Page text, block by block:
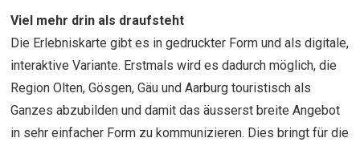
Viel mehr drin als draufsteht
Die Erlebniskarte gibt es in gedruckter Form und als digitale,
interaktive Variante. Erstmals wird es dadurch möglich, die
Region Olten, Gösgen, Gäu und Aarburg touristisch als
Ganzes abzubilden und damit das äusserst breite Angebot
in sehr einfacher Form zu kommunizieren. Dies bringt für die